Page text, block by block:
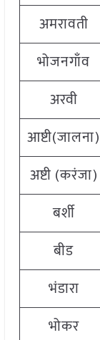
अमरावती
भोजनगाँव
अरवी
आष्टी(जालना)
अष्टी (करंजा)
बर्शी
बीड
भंडारा
भोकर